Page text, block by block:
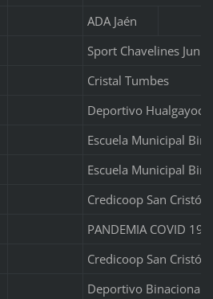
ADA Jaén
Sport Chavelines
Cristal Tumbes
Deportivo Hualgayoc
Escuela Municipal
Escuela Municipal
Credicoop San
PANDEMIA COVID 19
Credicoop San
Deportivo Binacional